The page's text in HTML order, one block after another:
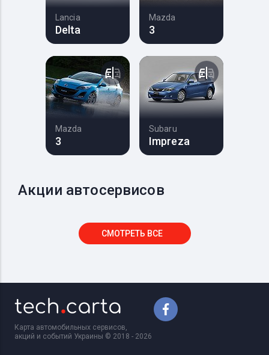
Lancia
Delta
Mazda
3
Mazda
3
Subaru
Impreza
Акции автосервисов
СМОТРЕТЬ ВСЕ
Карта автомобильных сервисов,
акций и событий Украины © 2018 - 2026